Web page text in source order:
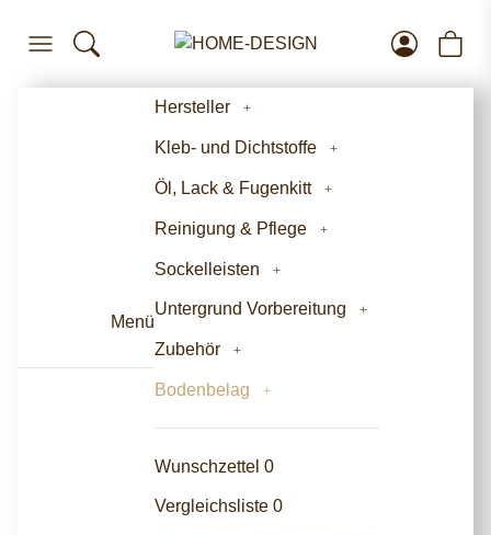
Menü
Hersteller
Kleb- und Dichtstoffe
Öl, Lack & Fugenkitt
Reinigung & Pflege
Sockelleisten
Untergrund Vorbereitung
Zubehör
Bodenbelag
Wunschzettel 0
Vergleichsliste 0